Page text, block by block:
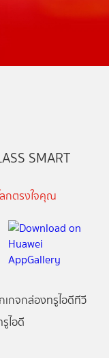
SMART
กตรงใจคุณ
เกจกล่องทรูไอดีทีวี
ไอดี